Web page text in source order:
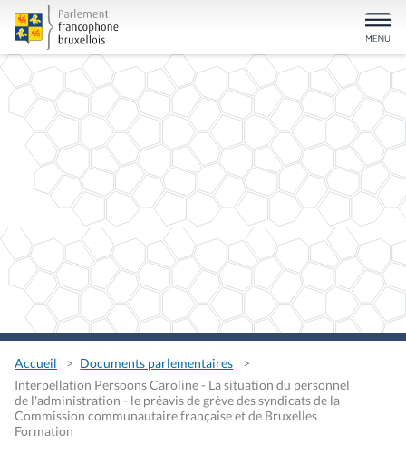
Accueil
Documents parlementaires
Interpellation Persoons Caroline - La situation du personnel
de l'administration - le préavis de grève des syndicats de la
Commission communautaire française et de Bruxelles
Formation